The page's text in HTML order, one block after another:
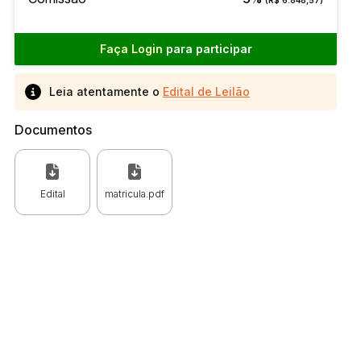
Faça Login para participar
Leia atentamente o Edital de Leilão
Documentos
Edital matricula.pdf